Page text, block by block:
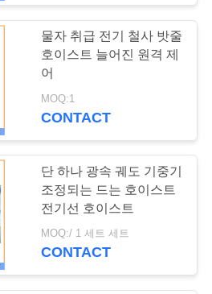
물자 취급 전기 철사 밧줄
호이스트 늘어진 원격 제
어
MOQ:1
CONTACT
단 하나 광속 궤도 기중기
조정되는 드는 호이스트
전기선 호이스트
MOQ:/ 1 세트 세트
CONTACT